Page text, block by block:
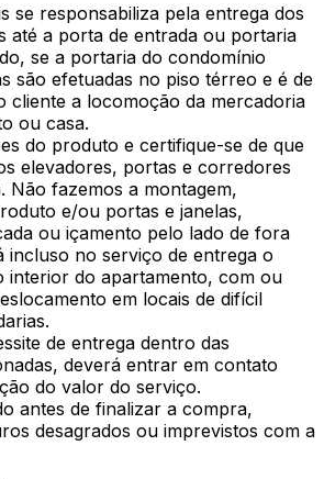
se responsabiliza pela entrega dos
até a porta de entrada ou portaria
se a portaria do condomínio
são efetuadas no piso térreo e é de
cliente a locomoção da mercadoria
ou casa.
do produto e certifique-se de que
elevadores, portas e corredores
Não fazemos a montagem,
e/ou portas e janelas,
ou içamento pelo lado de fora
incluso no serviço de entrega o
interior do apartamento, com ou
em locais de difícil
de entrega dentro das
deverá entrar em contato
do valor do serviço.
antes de finalizar a compra,
desagrados ou imprevistos com a